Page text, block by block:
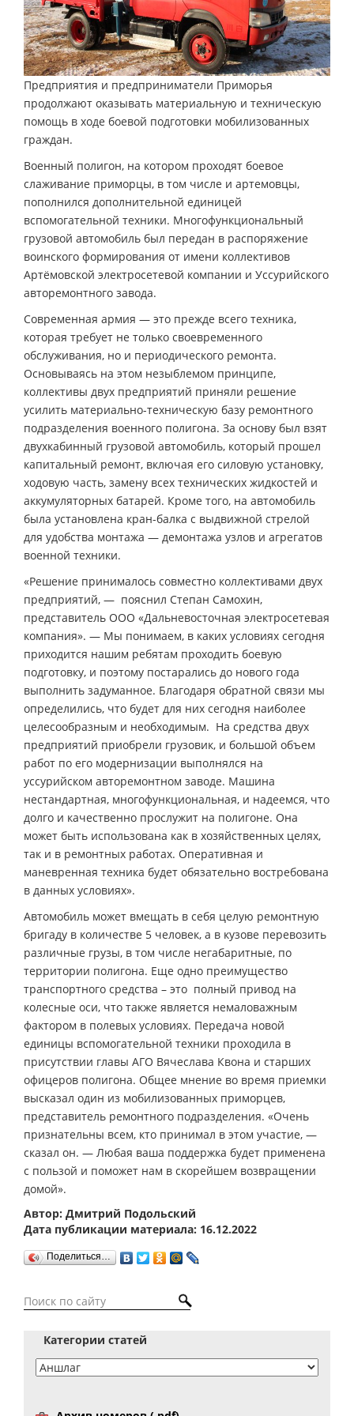
Предприятия и предприниматели Приморья
продолжают оказывать материальную и техническую
помощь в ходе боевой подготовки мобилизованных
граждан.
Военный полигон, на котором проходят боевое
слаживание приморцы, в том числе и артемовцы,
пополнился дополнительной единицей
вспомогательной техники. Многофункциональный
грузовой автомобиль был передан в распоряжение
воинского формирования от имени коллективов
Артёмовской электросетевой компании и Уссурийского
авторемонтного завода.
Современная армия — это прежде всего техника,
которая требует не только своевременного
обслуживания, но и периодического ремонта.
Основываясь на этом незыблемом принципе,
коллективы двух предприятий приняли решение
усилить материально-техническую базу ремонтного
подразделения военного полигона. За основу был взят
двухкабинный грузовой автомобиль, который прошел
капитальный ремонт, включая его силовую установку,
ходовую часть, замену всех технических жидкостей и
аккумуляторных батарей. Кроме того, на автомобиль
была установлена кран-балка с выдвижной стрелой
для удобства монтажа — демонтажа узлов и агрегатов
военной техники.
«Решение принималось совместно коллективами двух
предприятий, — пояснил Степан Самохин,
представитель ООО «Дальневосточная электросетевая
компания». — Мы понимаем, в каких условиях сегодня
приходится нашим ребятам проходить боевую
подготовку, и поэтому постарались до нового года
выполнить задуманное. Благодаря обратной связи мы
определились, что будет для них сегодня наиболее
целесообразным и необходимым. На средства двух
предприятий приобрели грузовик, и большой объем
работ по его модернизации выполнялся на
уссурийском авторемонтном заводе. Машина
нестандартная, многофункциональная, и надеемся, что
долго и качественно прослужит на полигоне. Она
может быть использована как в хозяйственных целях,
так и в ремонтных работах. Оперативная и
маневренная техника будет обязательно востребована
в данных условиях».
Автомобиль может вмещать в себя целую ремонтную
бригаду в количестве 5 человек, а в кузове перевозить
различные грузы, в том числе негабаритные, по
территории полигона. Еще одно преимущество
транспортного средства – это полный привод на
колесные оси, что также является немаловажным
фактором в полевых условиях. Передача новой
единицы вспомогательной техники проходила в
присутствии главы АГО Вячеслава Квона и старших
офицеров полигона. Общее мнение во время приемки
высказал один из мобилизованных приморцев,
представитель ремонтного подразделения. «Очень
признательны всем, кто принимал в этом участие, —
сказал он. — Любая ваша поддержка будет применена
с пользой и поможет нам в скорейшем возвращении
домой».
Автор: Дмитрий Подольский
Дата публикации материала: 16.12.2022
Поделиться…
Категории статей